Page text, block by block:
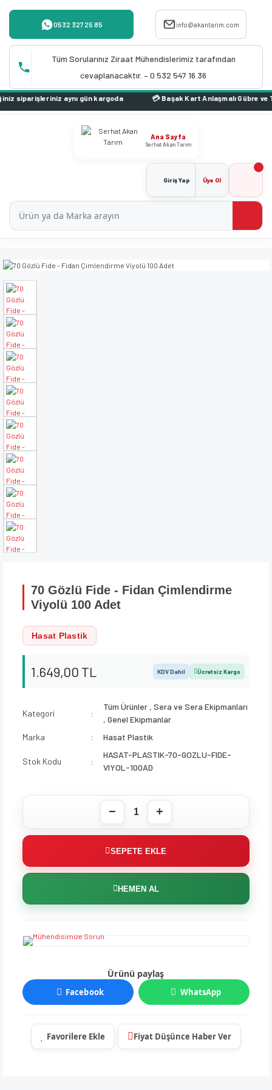
0532 327 25 85 info@akantarim.com
Tüm Sorularınız Ziraat Mühendislerimiz tarafından
cevaplanacaktır. – 0 532 547 16 36
gün kargoda
Ana Sayfa
Serhat Akan Tarım
Giriş Yap Üye Ol
70 Gözlü Fide - Fidan Çimlendirme
Viyolü 100 Adet
Hasat Plastik
1.649,00 TL KDV Dahil Ücretsiz Kargo
Kategori
Tüm Ürünler ,Sera ve Sera Ekipmanları
,Genel Ekipmanlar
Marka
Hasat Plastik
Stok Kodu
HASAT-PLASTIK-70-GOZLU-FIDE-
VIYOL-100AD
SEPETE EKLE
HEMEN AL
Ürünü paylaş
Facebook WhatsApp
Fiyat Düşünce Haber Ver